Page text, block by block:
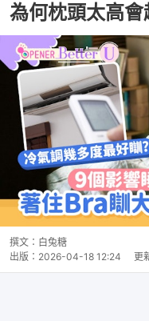
為何枕頭太高會
撰文： 白兔糖
出版： 2026-04-18 12:24 更